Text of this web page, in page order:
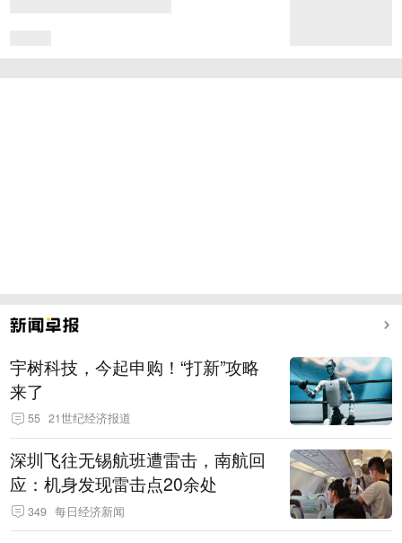
宇树科技，今起申购！“打新”攻略
来了
55 21世纪经济报道
深圳飞往无锡航班遭雷击，南航回
应：机身发现雷击点20余处
349 每日经济新闻